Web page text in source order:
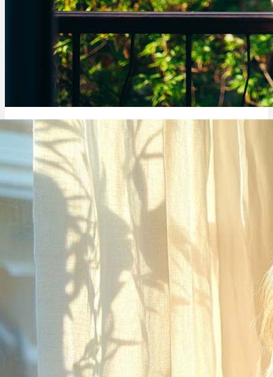
Cannabis Frankreich: Strafe, Grenze & wieviel darf ich haben?